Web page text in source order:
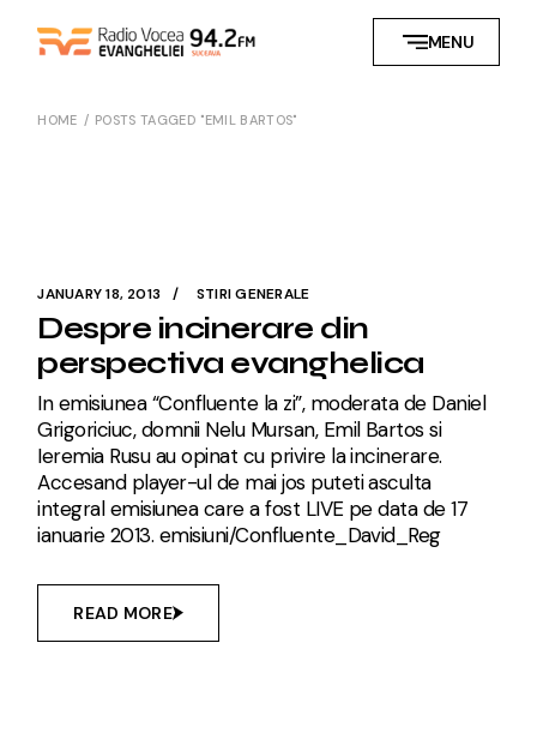
MENU
HOME POSTS TAGGED "EMIL BARTOS"
JANUARY 18, 2013 STIRI GENERALE
Despre incinerare din
perspectiva evanghelica
In emisiunea “Confluente la zi”, moderata de Daniel
Grigoriciuc, domnii Nelu Mursan, Emil Bartos si
Ieremia Rusu au opinat cu privire la incinerare.
Accesand player-ul de mai jos puteti asculta
integral emisiunea care a fost LIVE pe data de 17
ianuarie 2013. emisiuni/Confluente_David_Reg
READ MORE